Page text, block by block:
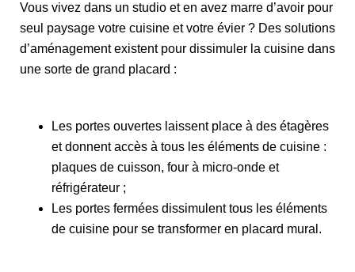
Vous vivez dans un studio et en avez marre d’avoir pour
seul paysage votre cuisine et votre évier ? Des solutions
d’aménagement existent pour dissimuler la cuisine dans
une sorte de grand placard :
Les portes ouvertes laissent place à des étagères
et donnent accès à tous les éléments de cuisine :
plaques de cuisson, four à micro-onde et
réfrigérateur ;
Les portes fermées dissimulent tous les éléments
de cuisine pour se transformer en placard mural.